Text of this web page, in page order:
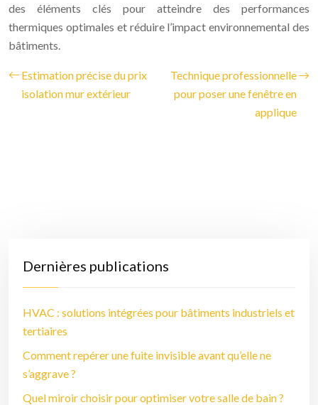
des éléments clés pour atteindre des performances
thermiques optimales et réduire l’impact environnemental des
bâtiments.
Estimation précise du prix
isolation mur extérieur
Technique professionnelle
pour poser une fenêtre en
applique
Dernières publications
HVAC : solutions intégrées pour bâtiments industriels et
tertiaires
Comment repérer une fuite invisible avant qu’elle ne
s’aggrave ?
Quel miroir choisir pour optimiser votre salle de bain ?